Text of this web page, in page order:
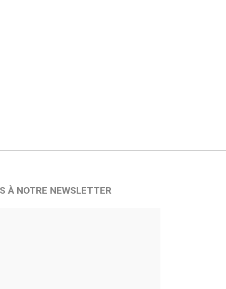
À NOTRE NEWSLETTER